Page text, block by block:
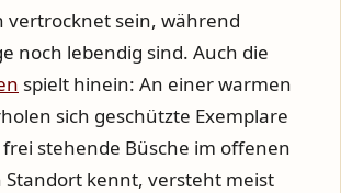
vertrocknet sein, während
noch lebendig sind. Auch die
spielt hinein: An einer warmen
sich geschützte Exemplare
frei stehende Büsche im offenen
Standort kennt, versteht meist